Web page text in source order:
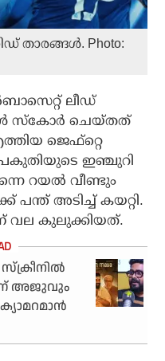
താരങ്ങൾ. Photo:
ലീഡ്
സ്‌കോര്‍ ചെയ്തത്
ജെഫ്‌റ്റെ
ഇഞ്ചുറി
റയല്‍ വീണ്ടും
പന്ത് അടിച്ച് കയറ്റി.
വല കുലുക്കിയത്.
അജുവും